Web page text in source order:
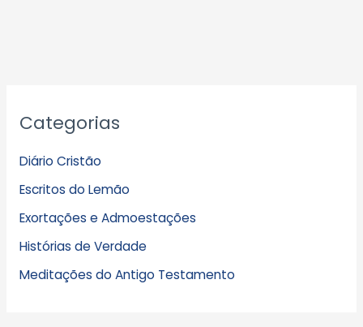
Categorias
Diário Cristão
Escritos do Lemão
Exortações e Admoestações
Histórias de Verdade
Meditações do Antigo Testamento
r
i
v
o
s